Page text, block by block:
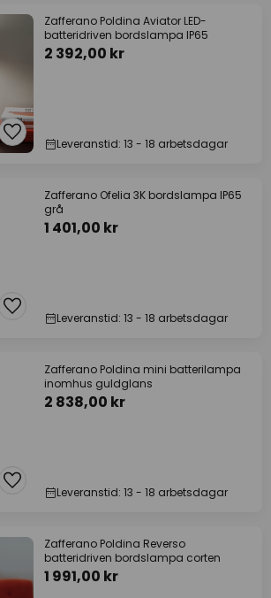
Zafferano Poldina Aviator LED-
batteridriven bordslampa IP65
2 392,00 kr
Leveranstid: 13 - 18 arbetsdagar
Zafferano Ofelia 3K bordslampa IP65
grå
1 401,00 kr
Leveranstid: 13 - 18 arbetsdagar
Zafferano Poldina mini batterilampa
inomhus guldglans
2 838,00 kr
Leveranstid: 13 - 18 arbetsdagar
Zafferano Poldina Reverso
batteridriven bordslampa corten
1 991,00 kr